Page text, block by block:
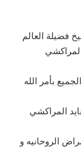
فضيلة العالم
بأمر الله
المراكشي
الروحانيه و